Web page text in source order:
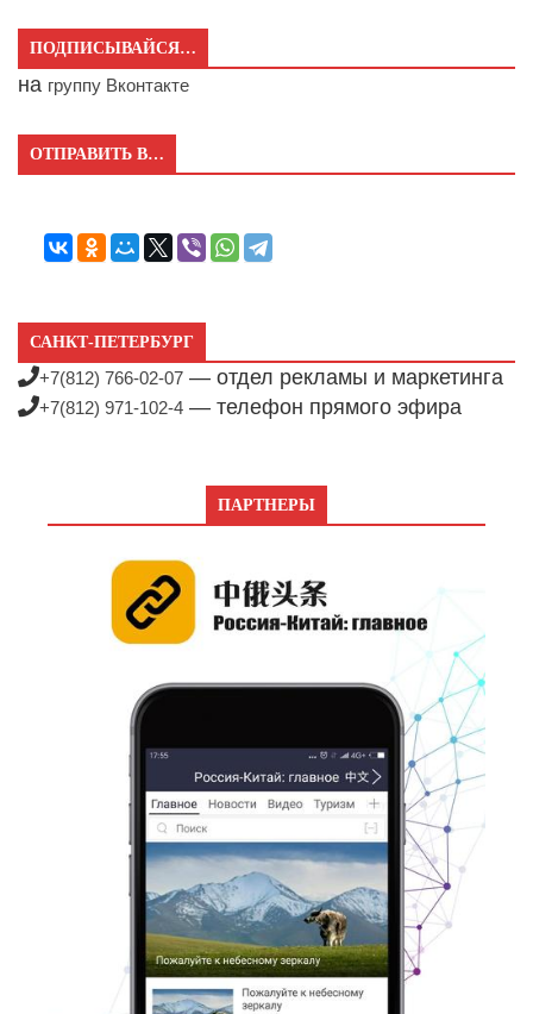
ПОДПИСЫВАЙСЯ…
на группу Вконтакте
ОТПРАВИТЬ В…
САНКТ-ПЕТЕРБУРГ
+7(812) 766-02-07 — отдел рекламы и маркетинга
+7(812) 971-102-4 — телефон прямого эфира
ПАРТНЕРЫ